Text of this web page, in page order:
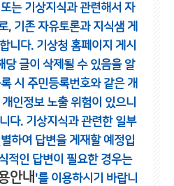
는 기상지식과 관련해서 자
, 기존 자유토론과 지식샘 게
니다. 기상청 홈페이지 게시
당 글이 삭제될 수 있음을 알
시 주민등록번호와 같은 개
인정보 노출 위험이 있으니
다. 기상지식과 관련한 일부
하여 답변을 게재할 예정입
적인 답변이 필요한 경우는
안내 '를 이용하시기 바랍니